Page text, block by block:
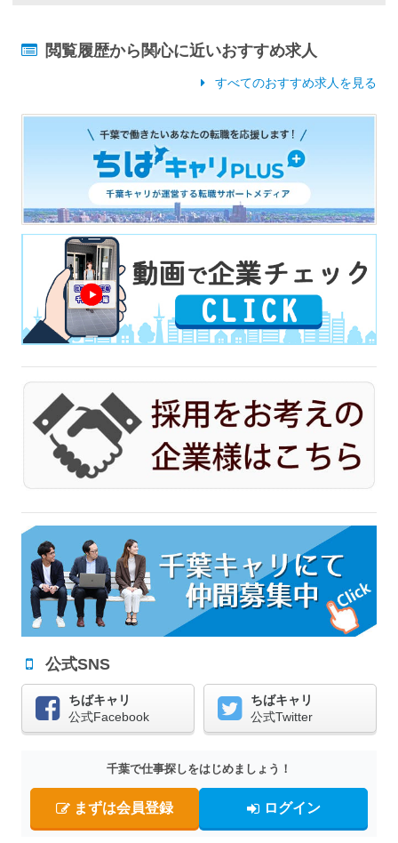
閲覧履歴から関心に近いおすすめ求人
すべてのおすすめ求人を見る
公式SNS
ちばキャリ
公式Facebook
ちばキャリ
公式Twitter
千葉で仕事探しをはじめましょう！
まずは会員登録 ログイン